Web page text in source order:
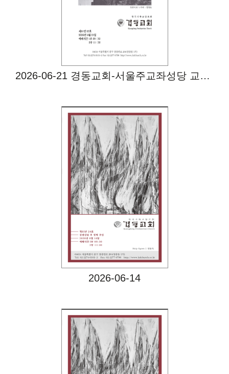
2026-06-21 경동교회-서울주교좌성당 교환예배
Views
2026-06-14